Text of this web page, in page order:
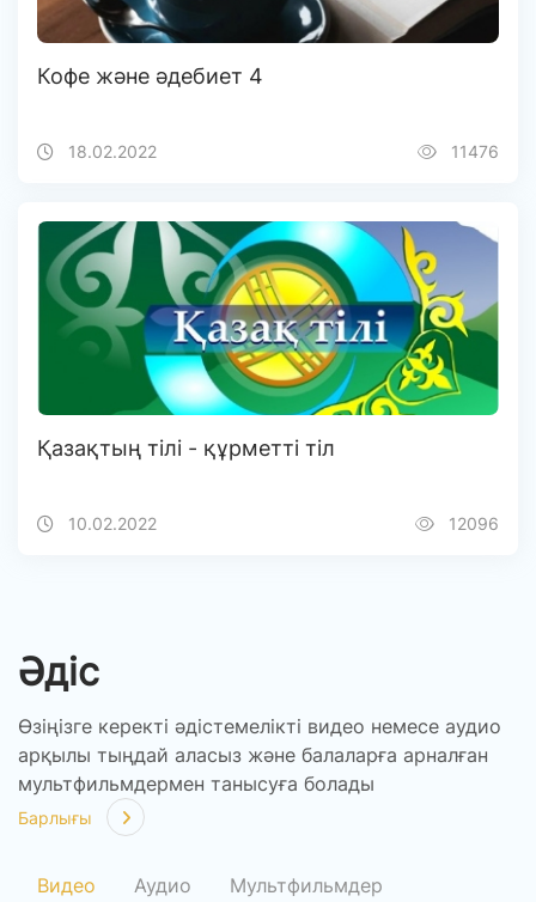
Кофе және әдебиет 4
18.02.2022 11476
Қазақтың тілі - құрметті тіл
10.02.2022 12096
Әдіс
Өзіңізге керекті әдістемелікті видео немесе аудио
арқылы тыңдай аласыз және балаларға арналған
мультфильмдермен танысуға болады
Барлығы
Видео Аудио Мультфильмдер